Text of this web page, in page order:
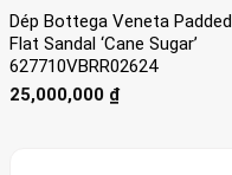
Dép Bottega Veneta Padded
Flat Sandal ‘Cane Sugar’
627710VBRR02624
25,000,000 ₫